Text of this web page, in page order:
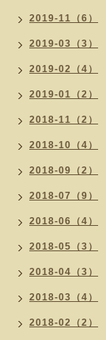
2019-11（6）
2019-03（3）
2019-02（4）
2019-01（2）
2018-11（2）
2018-10（4）
2018-09（2）
2018-07（9）
2018-06（4）
2018-05（3）
2018-04（3）
2018-03（4）
2018-02（2）